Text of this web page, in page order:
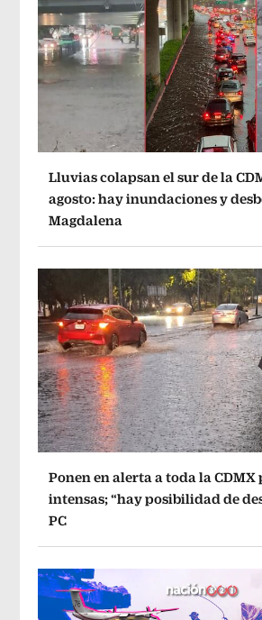
Lluvias colapsan el sur de la
agosto: hay inundaciones y
Magdalena
Ponen en alerta a toda la
intensas; “hay posibilidad de
PC